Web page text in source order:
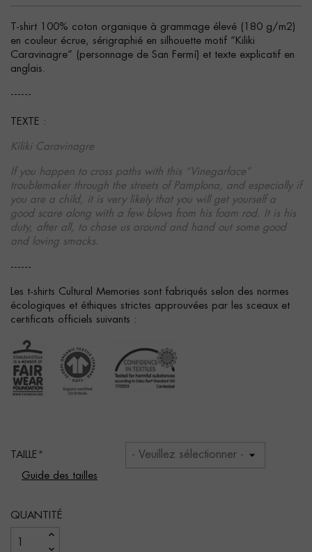
T-shirt 100% coton organique à grammage élevé (180 g/m2)
en couleur écrue, sérigraphié en silhouette motif “Kiliki
Caravinagre” (personnage de San Fermí) et texte explicatif en
anglais.
------
TEXTE :
Kiliki Caravinagre
If you happen to cross paths with this “Vinegarface”
troublemaker through the streets of Pamplona, and especially if
you are a child, it is very likely that you will get yourself a
good scare along with a few blows from his foam rod. It is his
duty, after all, to chase us around and hand out some good
and loving smacks.
------
Les t-shirts Cultural Memories sont fabriqués selon des normes
écologiques et éthiques strictes approuvées par les sceaux et
certificats officiels suivants :
TAILLE
Guide des tailles
QUANTITÉ